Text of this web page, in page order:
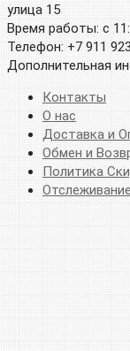
улица 15
Время работы: с
Телефон: +7 911
Дополнительная
Контакты
О нас
Доставка и
Обмен и
Политика